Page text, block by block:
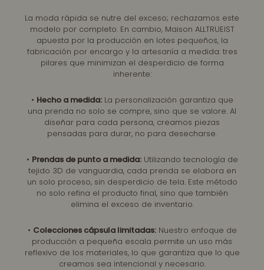
La moda rápida se nutre del exceso; rechazamos este
modelo por completo. En cambio, Maison ALLTRUEIST
apuesta por la producción en lotes pequeños, la
fabricación por encargo y la artesanía a medida: tres
pilares que minimizan el desperdicio de forma
inherente:
• Hecho a medida:La personalización garantiza que
una prenda no solo se compre, sino que se valore. Al
diseñar para cada persona, creamos piezas
pensadas para durar, no para desecharse.
• Prendas de punto a medida:Utilizando tecnología de
tejido 3D de vanguardia, cada prenda se elabora en
un solo proceso, sin desperdicio de tela. Este método
no solo refina el producto final, sino que también
elimina el exceso de inventario.
• Colecciones cápsula limitadas:Nuestro enfoque de
producción a pequeña escala permite un uso más
reflexivo de los materiales, lo que garantiza que lo que
creamos sea intencional y necesario.